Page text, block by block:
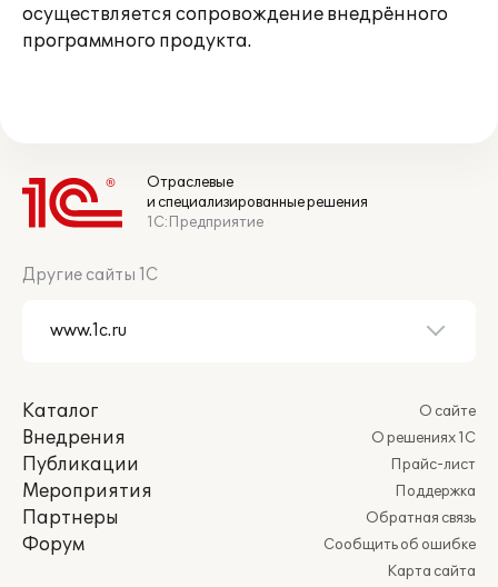
осуществляется сопровождение внедрённого
программного продукта.
Отраслевые
и специализированные решения
1С:Предприятие
Другие сайты 1С
Каталог
Внедрения
Публикации
Мероприятия
Партнеры
Форум
О сайте
О решениях 1С
Прайс-лист
Поддержка
Обратная связь
Сообщить об ошибке
Карта сайта